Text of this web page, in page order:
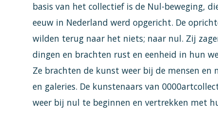
basis van het collectief is de Nul-beweging,
eeuw in Nederland werd opgericht. De
wilden terug naar het niets; naar nul. Zij
dingen en brachten rust en eenheid in hun
Ze brachten de kunst weer bij de mensen
en galeries. De kunstenaars van
weer bij nul te beginnen en vertrekken met